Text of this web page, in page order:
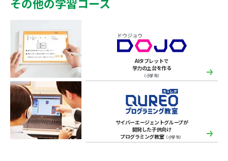
AIタブレットで
学力の土台を作る
（小学生）
サイバーエージェントグループが
開発した子供向け
プログラミング教室（小学生）